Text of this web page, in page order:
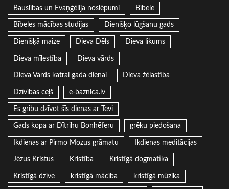
Bauslības un Evaņģēlija noslēpumi Bībele
Bībeles mācības studijas Dienišķo lūgšanu gads
Dienišķā maize Dieva Dēls Dieva likums
Dieva mīlestība Dieva vārds
Dieva Vārds katrai gada dienai Dieva žēlastība
Dzīvības ceļš e-baznica.lv
Es gribu dzīvot šīs dienas ar Tevi
Gads kopa ar Dītrihu Bonhēferu grēku piedošana
Ikdienas ar Pirmo Mozus grāmatu Ikdienas meditācijas
Jēzus Kristus Kristība Kristīgā dogmatika
Kristīgā dzīve kristīgā mācība kristīgā mūzika